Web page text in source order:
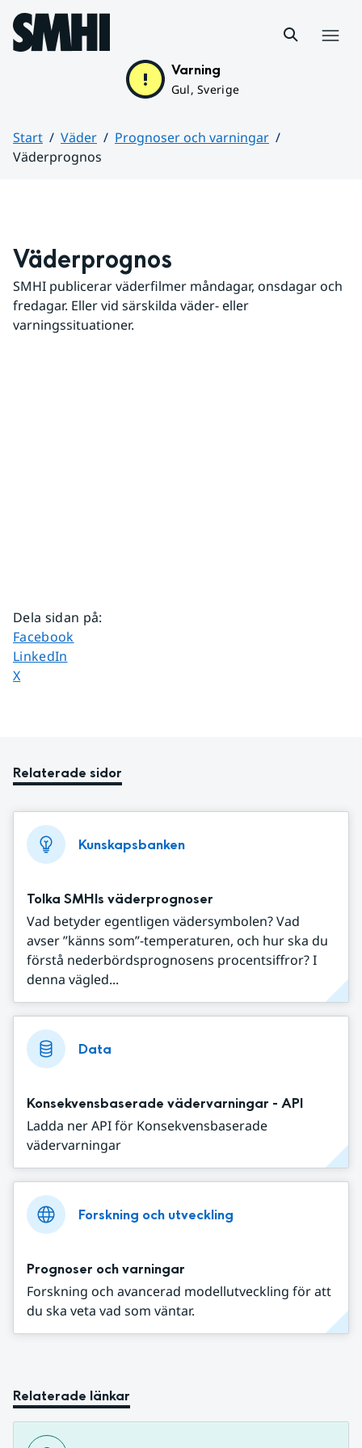
Hoppa till sidans innehåll
Varning
Gul, Sverige
Start Väder
Prognoser och varningar
Väderprognos
Väderprognos
SMHI publicerar väderfilmer måndagar, onsdagar och
fredagar. Eller vid särskilda väder- eller
varningssituationer.
Dela sidan på:
Dela sidan på
Facebook
Dela sidan på
LinkedIn
Dela sidan på
X
Relaterade sidor
Kunskapsbanken
Tolka SMHIs väderprognoser
Vad betyder egentligen vädersymbolen? Vad
avser ”känns som”-temperaturen, och hur ska du
förstå nederbördsprognosens procentsiffror? I
denna vägled...
Data
Konsekvensbaserade vädervarningar - API
Ladda ner API för Konsekvensbaserade
vädervarningar
Forskning och utveckling
Prognoser och varningar
Forskning och avancerad modellutveckling för att
du ska veta vad som väntar.
Relaterade länkar